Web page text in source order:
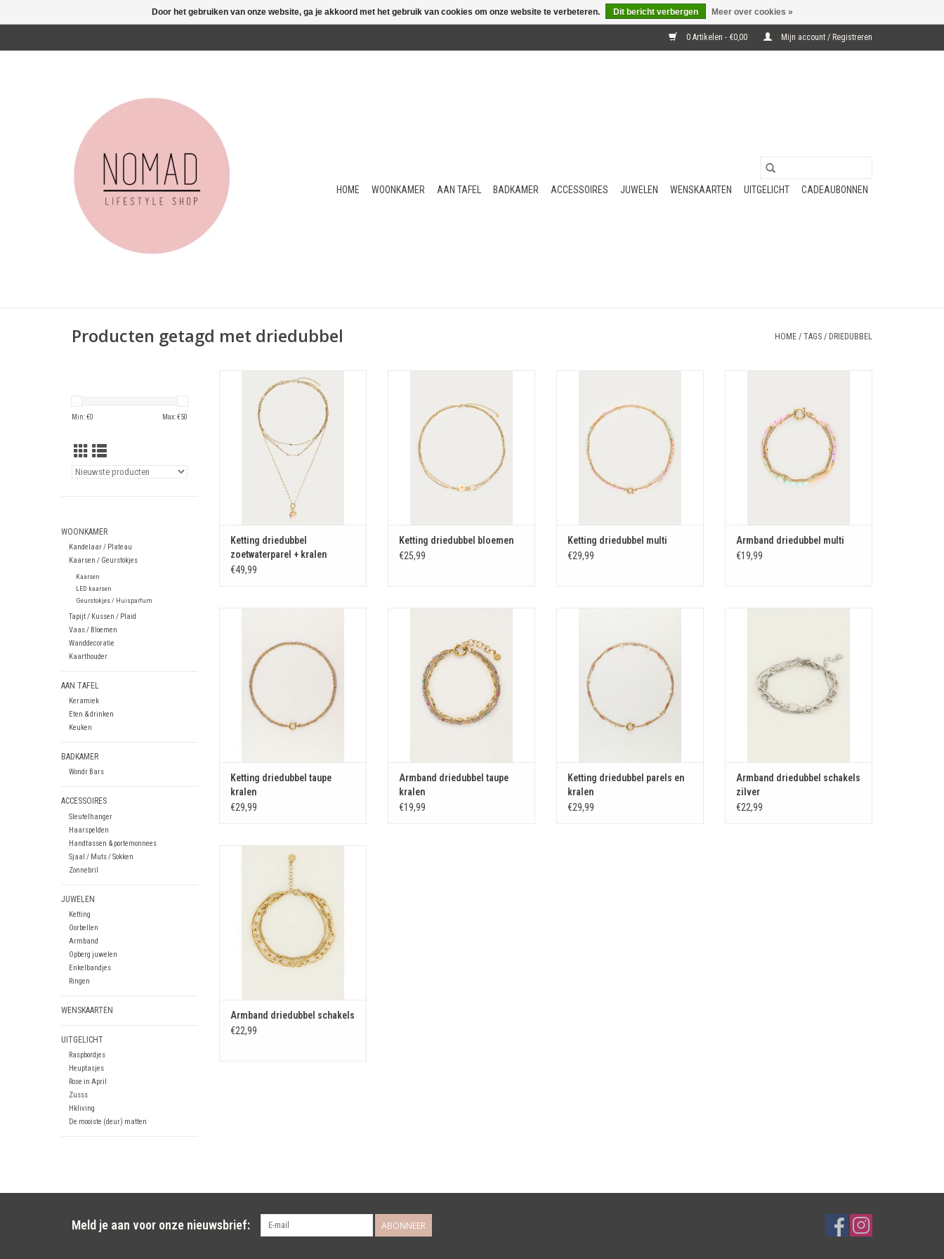
0 Artikelen - €0,00 Mijn account / Registreren
HOME WOONKAMER AAN TAFEL BADKAMER ACCESSOIRES JUWELEN WENSKAARTEN UITGELICHT CADEAUBONNEN
Producten getagd met driedubbel HOME / TAGS / DRIEDUBBEL
Min: €0 Max: €50
WOONKAMER
Kandelaar / Plateau
Kaarsen / Geurstokjes
Kaarsen
LED kaarsen
Geurstokjes / Huisparfum
Tapijt / Kussen / Plaid
Vaas / Bloemen
Wanddecoratie
Kaarthouder
AAN TAFEL
Keramiek
Eten & drinken
Keuken
BADKAMER
Wondr Bars
ACCESSOIRES
Sleutelhanger
Haarspelden
Handtassen & portemonnees
Sjaal / Muts / Sokken
Zonnebril
JUWELEN
Ketting
Oorbellen
Armband
Opberg juwelen
Enkelbandjes
Ringen
WENSKAARTEN
UITGELICHT
Raspbordjes
Heuptasjes
Rose in April
Zusss
Hkliving
De mooiste (deur) matten
Ketting driedubbel zoetwaterparel +
TOEVOEGEN AAN WINKELWAGEN
Ketting driedubbel
zoetwaterparel + kralen
€49,99
Ketting driedubbel bloemen
€25,99
Ketting driedubbel multi
€29,99
Armband driedubbel multi
€19,99
Ketting driedubbel taupe
kralen
€29,99
Armband driedubbel taupe
kralen
€19,99
Ketting driedubbel parels en
kralen
€29,99
Armband driedubbel schakels
zilver
€22,99
Armband driedubbel schakels
TOEVOEGEN AAN WINKELWAGEN
Armband driedubbel schakels
€22,99
Meld je aan voor onze nieuwsbrief: ABONNEER
Door het gebruiken van onze website, ga je akkoord met het gebruik van cookies om onze website te verbeteren. Dit bericht verbergen Meer over cookies »